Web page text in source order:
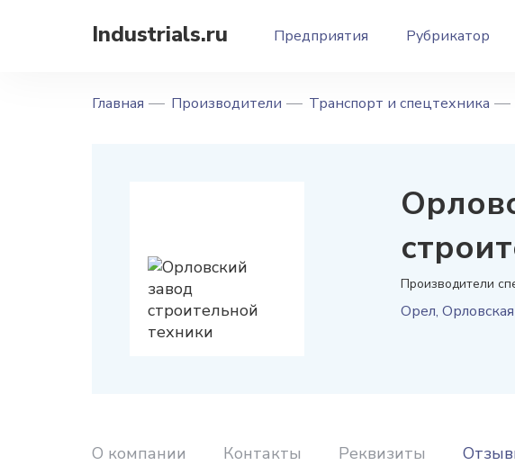
Industrials.ru Предприятия Рубрикатор
Главная Производители Транспорт и спецтехника
Производители
Орел,
О компании Контакты Реквизиты